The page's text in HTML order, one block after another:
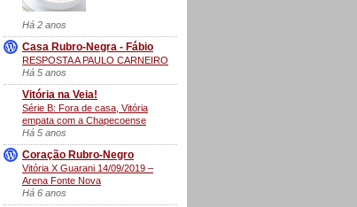
Há 2 anos
Casa Rubro-Negra - Fábio
RESPOSTA A PAULO CARNEIRO
Há 5 anos
Vitória na Veia!
Série B: Fora de casa, Vitória
empata com a Chapecoense
Há 5 anos
Coração Rubro-Negro
Vitória X Guarani 14/09/2019 –
Arena Fonte Nova
Há 6 anos